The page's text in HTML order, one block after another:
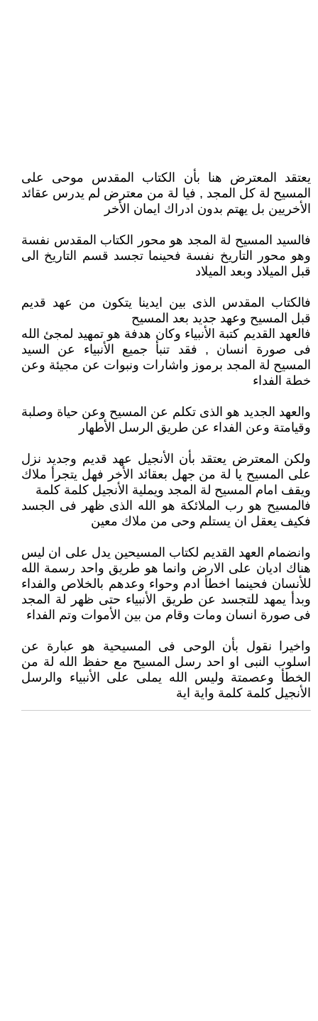
يعتقد المعترض هنا بأن الكتاب المقدس موحى على
المسيح لة كل المجد , فيا لة من معترض لم يدرس عقائد
الأخريين بل يهتم بدون ادراك ايمان الأخر
فالسيد المسيح لة المجد هو محور الكتاب المقدس نفسة
وهو محور التاريخ نفسة فحينما تجسد قسم التاريخ الى
قبل الميلاد وبعد الميلاد
فالكتاب المقدس الذى بين ايدينا يتكون من عهد قديم
قبل المسيح وعهد جديد بعد المسيح
فالعهد القديم كتبة الأنبياء وكان هدفة هو تمهيد لمجئ الله
فى صورة انسان , فقد تنبأ جميع الأنبياء عن السيد
المسيح لة المجد برموز واشارات ونبوات عن مجيئة وعن
خطة الفداء
والعهد الجديد هو الذى تكلم عن المسيح وعن حياة وصلبة
وقيامتة وعن الفداء عن طريق الرسل الأطهار
ولكن المعترض يعتقد بأن الأنجيل عهد قديم وجديد نزل
على المسيح يا لة من جهل بعقائد الأخر فهل يتجرأ ملاك
ويقف امام المسيح لة المجد ويملية الأنجيل كلمة كلمة
فالمسيح هو رب الملائكة هو الله الذى ظهر فى الجسد
فكيف يعقل ان يستلم وحى من ملاك معين
وانضمام العهد القديم لكتاب المسيحين يدل على ان ليس
هناك اديان على الارض وانما هو طريق واحد رسمة الله
للأنسان فحينما اخطأ ادم وحواء وعدهم بالخلاص والفداء
وبدأ يمهد للتجسد عن طريق الأنبياء حتى ظهر لة المجد
فى صورة انسان ومات وقام من بين الأموات وتم الفداء
واخيرا نقول بأن الوحى فى المسيحية هو عبارة عن
اسلوب النبى او احد رسل المسيح مع حفظ الله لة من
الخطأ وعصمتة وليس الله يملى على الأنبياء والرسل
الأنجيل كلمة كلمة واية اية